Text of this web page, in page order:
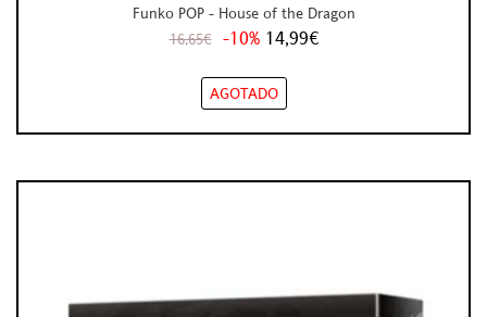
Funko POP - House of the Dragon
16,65€ -10% 14,99€
AGOTADO